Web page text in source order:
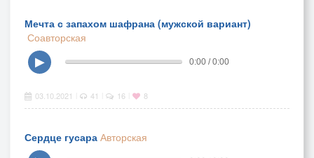
Мечта с запахом шафрана (мужской вариант)
Соавторская
▶
0:00 / 0:00
03.10.2021 41 16 8
Сердце гусара Авторская